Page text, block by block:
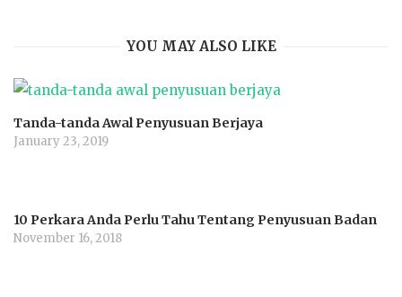
YOU MAY ALSO LIKE
Tanda-tanda Awal Penyusuan Berjaya
January 23, 2019
10 Perkara Anda Perlu Tahu Tentang Penyusuan Badan
November 16, 2018